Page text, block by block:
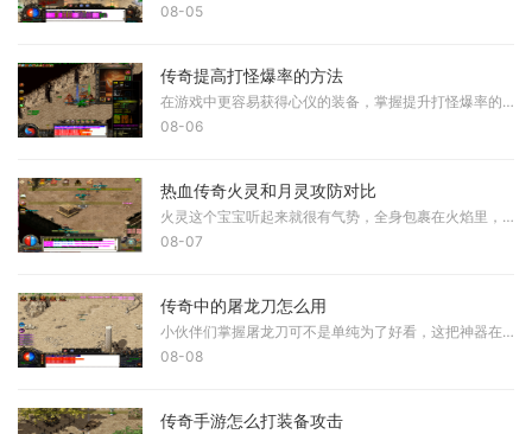
08-05
传奇提高打怪爆率的方法
在游戏中更容易获得心仪的装备，掌握提升打怪爆率的技巧十分重要。首先需要理解游戏的基本机制，爆率是指击败怪物后掉落物品的概率，不同的怪物和地点拥有不同的爆率设定。通
08-06
热血传奇火灵和月灵攻防对比
火灵这个宝宝听起来就很有气势，全身包裹在火焰里，看起来既华丽又威武，它的攻击方式是火焰攻击，输出相当猛烈，比起月灵那种寒冰掌的风格，火灵的攻击更显霸气一些。而月灵
08-07
传奇中的屠龙刀怎么用
小伙伴们掌握屠龙刀可不是单纯为了好看，这把神器在传奇世界里代表着极致的力量和地位，想要发挥它的真正威力，你需要了解它的基础使用方式，首先当你获得屠龙刀要做的第一件
08-08
传奇手游怎么打装备攻击